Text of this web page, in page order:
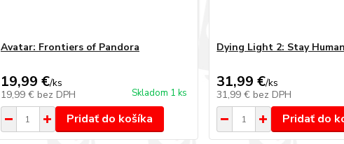
Avatar: Frontiers of Pandora
19,99 €/ks
19,99 € bez DPH Skladom 1 ks
Pridať do košíka
Dying Light 2: Stay
31,99 €/ks
31,99 € bez DPH
Pridať do